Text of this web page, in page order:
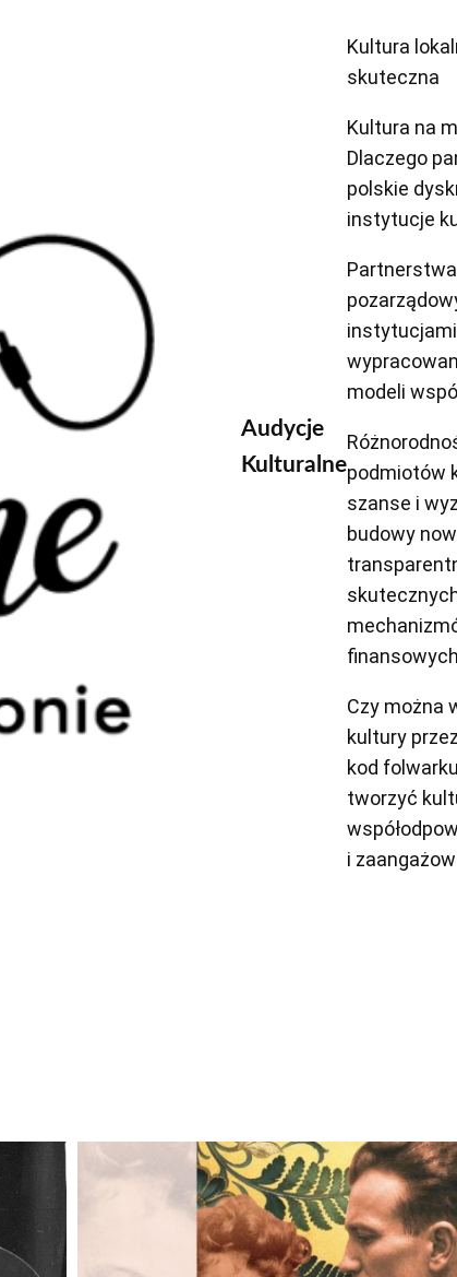
Audycje
Kulturalne
Kultura
skuteczna
Kultura na
Dlaczego
polskie
instytucje
modeli
podmiotów
szanse i
budowy
Czy można
kultury
kod
tworzyć
i
dźwiękowych